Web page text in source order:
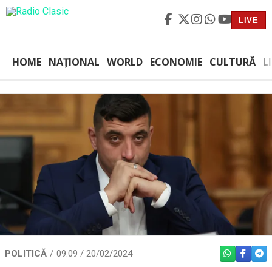
LIVE
HOME NAȚIONAL WORLD ECONOMIE CULTURĂ
POLITICĂ 09:09 / 20/02/2024 WHATSAPP